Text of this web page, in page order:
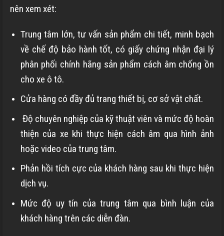
nên xem xét:
Trung tâm lớn, tư vấn sản phẩm chi tiết, minh bạch
về chế độ bảo hành tốt, có giấy chứng nhận đại lý
phân phối chính hãng sản phẩm cách âm chống ồn
cho xe ô tô.
Cửa hàng có đầy đủ trang thiết bị, cơ sở vật chất.
Độ chuyên nghiệp của kỹ thuật viên và mức độ hoàn
thiện của xe khi thực hiện cách âm qua hình ảnh
hoặc video của trung tâm.
Phản hồi tích cực của khách hàng sau khi thực hiện
dịch vụ.
Mức độ uy tín của trung tâm qua bình luận của
khách hàng trên các diễn đàn.